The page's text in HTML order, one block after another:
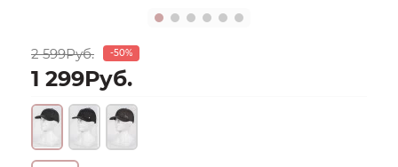
2 599Руб. -50%
1 299Руб.